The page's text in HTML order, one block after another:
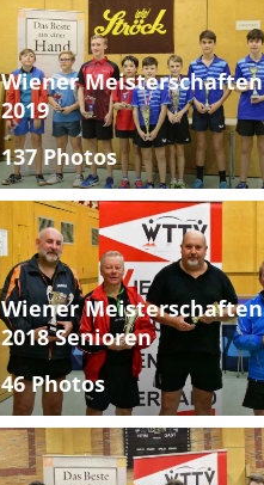
Wiener Meisterschaften
2019
137 Photos
Wiener Meisterschaften
2018 Senioren
46 Photos